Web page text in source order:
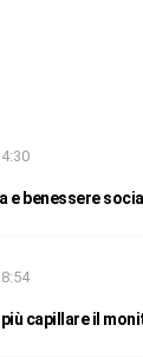
e benessere
capillare il